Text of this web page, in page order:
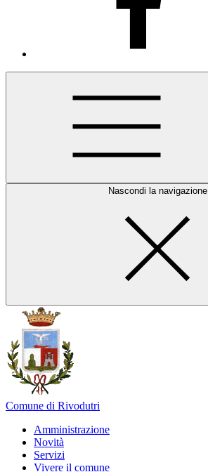
Nascondi la navigazione
Comune di Rivodutri
Amministrazione
Novità
Servizi
Vivere il comune